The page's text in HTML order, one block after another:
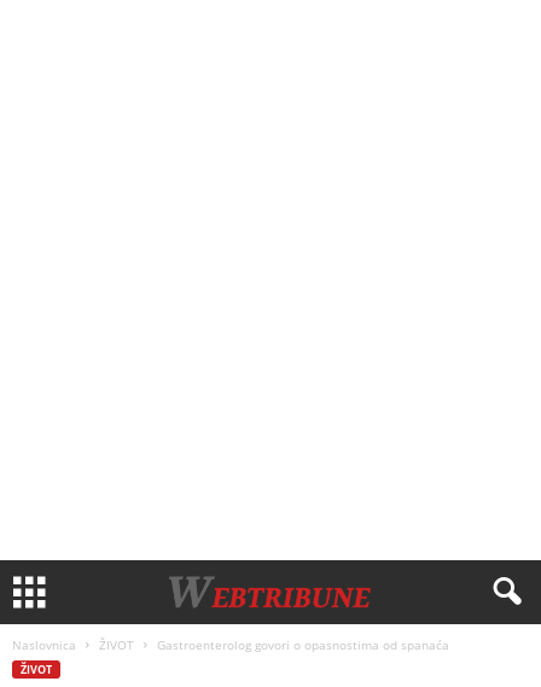
Naslovnica ŽIVOT Gastroenterolog govori o opasnostima od spanaća
ŽIVOT